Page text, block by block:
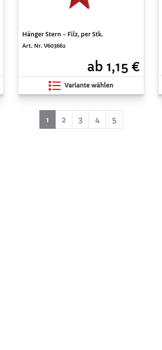
Hänger Stern - Filz, per Stk.
Art. Nr. V603662
ab 1,15 €
Variante wählen
1 (aktuell)
2 3 4 5